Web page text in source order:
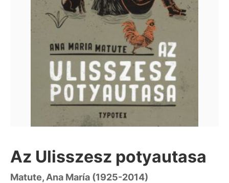
Az Ulisszesz potyautasa
Matute, Ana María (1925-2014)